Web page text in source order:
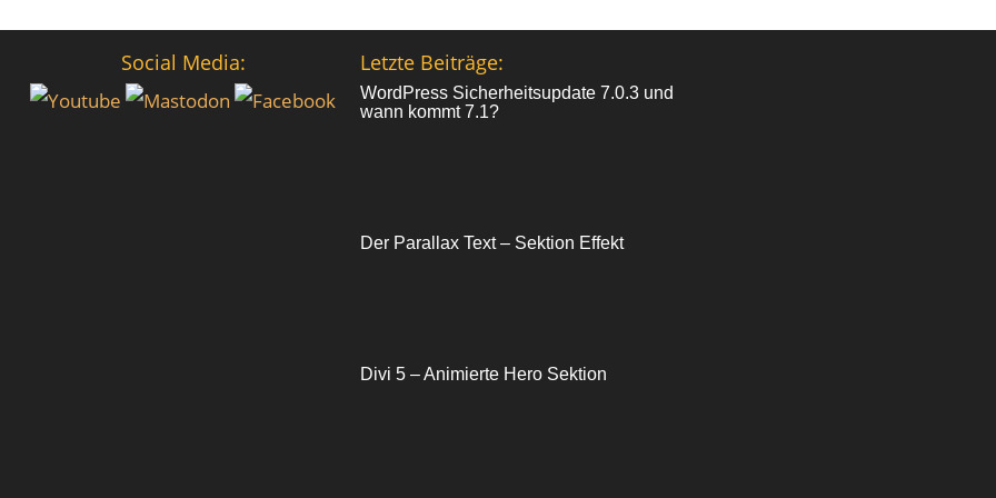
Social Media: Letzte Beiträge:
WordPress Sicherheitsupdate 7.0.3 und
wann kommt 7.1?
Der Parallax Text – Sektion Effekt
Divi 5 – Animierte Hero Sektion